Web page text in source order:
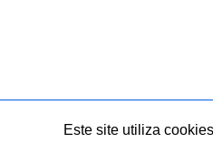
Este site utiliza cookies